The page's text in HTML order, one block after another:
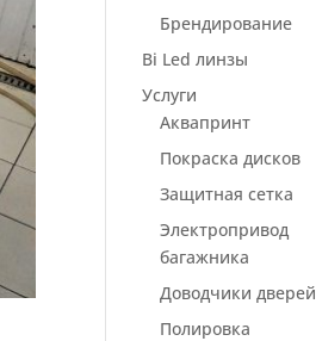
Брендирование
Bi Led линзы
Услуги
Аквапринт
Покраска дисков
Защитная сетка
Электропривод
багажника
Доводчики дверей
Полировка